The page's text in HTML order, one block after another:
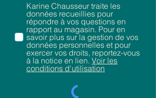
Karine Chausseur traite les
données recueillies pour
répondre à vos questions en
rapport au magasin. Pour en
savoir plus sur la gestion de vos
données personnelles et pour
exercer vos droits, reportez-vous
à la notice en lien. Voir les
conditions d'utilisation